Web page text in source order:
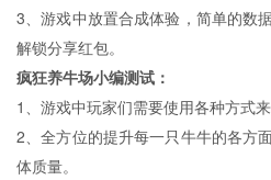
3、游戏中放置合成体验，简单的数
解锁分享红包。
疯狂养牛场小编测试：
1、游戏中玩家们需要使用各种方式来
2、全方位的提升每一只牛牛的各方
体质量。